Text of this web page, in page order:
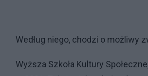
Według niego, chodzi o możliwy
Wyższa Szkoła Kultury